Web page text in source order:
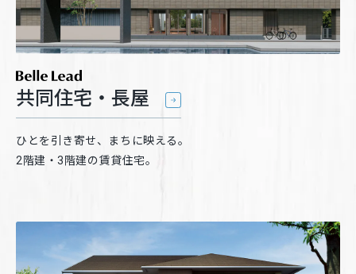
ホームラウンジ 新築・戸建て
ウエルネス事業
海外事業
ミサワアイデンティティ
共同住宅・長屋
ひとを引き寄せ、まちに映える。
2階建・3階建の賃貸住宅。